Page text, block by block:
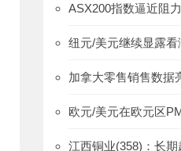
纽元/美元继续显露看
欧元/美元在欧元区
江西铜业(358)：长